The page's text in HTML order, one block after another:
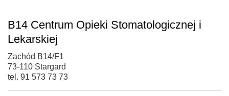
B14 Centrum Opieki Stomatologicznej i
Lekarskiej
Zachód B14/F1
73-110 Stargard
tel. 91 573 73 73